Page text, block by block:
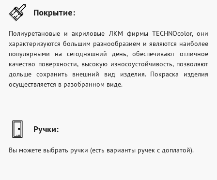
Покрытие:
Полиуретановые и акриловые ЛКМ фирмы TECHNOcolor, они
характеризуются большим разнообразием и являются наиболее
популярными на сегодняшний день, обеспечивают отличное
качество поверхности, высокую износоустойчивость, позволяют
дольше сохранить внешний вид изделия. Покраска изделия
осуществляется в разобранном виде.
Ручки:
Вы можете выбрать ручки (есть варианты ручек с доплатой).